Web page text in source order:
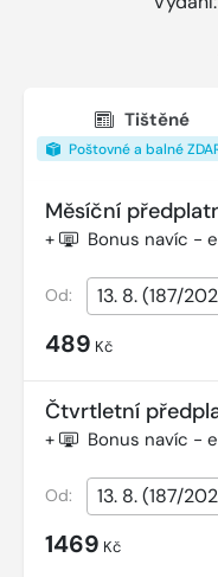
Tištěné
Poštovné a balné
Měsíční
+ Bonus navíc -
Od:
489 Kč
Čtvrtletní
+ Bonus navíc -
Od:
1469 Kč